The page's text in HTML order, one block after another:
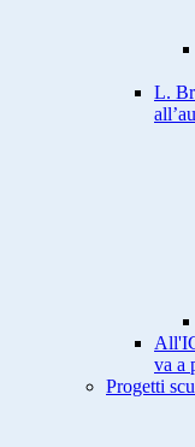
L.
va a
Progetti